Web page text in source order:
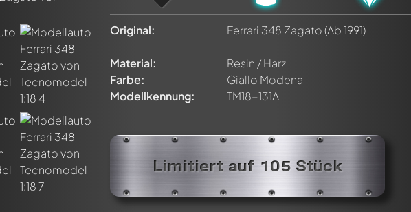
Original: Ferrari 348 Zagato(Ab 1991)
Material:
Resin / Harz
Farbe:
Giallo Modena
Modellkennung:
TM18-131A
Limitiert auf 105 Stück
Kommentar zu diesem Modell!
allen Mitgliedern diskutiert werden. Es ist wie ein Chat.
durch die Verwendung eines
in deiner Nachricht. Sie werden dann